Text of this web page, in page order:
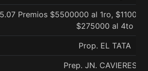
Premios $5500000 al 1ro,
$275000 al 4to
Prop. EL TATA
Prep. JN. CAVIERES A.